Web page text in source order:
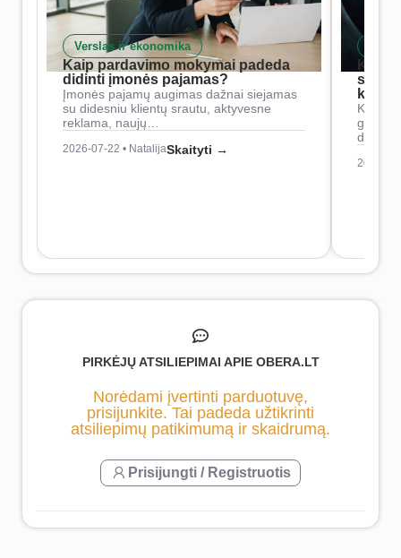
Verslas ir ekonomika
Kaip pardavimo mokymai padeda
didinti įmonės pajamas?
Įmonės pajamų augimas dažnai siejamas
su didesniu klientų srautu, aktyvesne
reklama, naujų…
2026-07-22 • NatalijaSkaityti →
Kaip
2026-
PIRKĖJŲ ATSILIEPIMAI APIE OBERA.LT
Norėdami įvertinti parduotuvę,
prisijunkite. Tai padeda užtikrinti
atsiliepimų patikimumą ir skaidrumą.
Prisijungti / Registruotis